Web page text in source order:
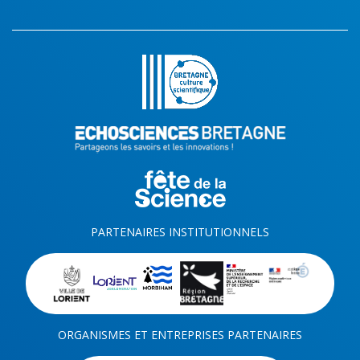
PARTENAIRES INSTITUTIONNELS
ORGANISMES ET ENTREPRISES PARTENAIRES